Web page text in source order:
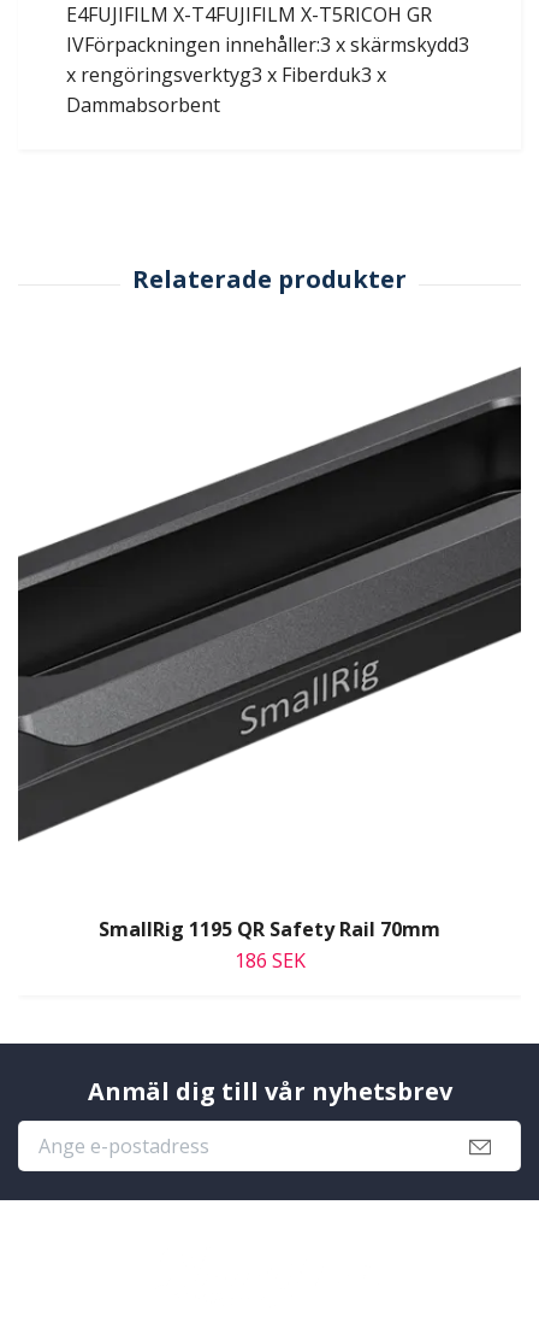
E4FUJIFILM X-T4FUJIFILM X-T5RICOH GR
IVFörpackningen innehåller:3 x skärmskydd3
x rengöringsverktyg3 x Fiberduk3 x
Dammabsorbent
SmallRig 1195 QR Safety Rail 70mm
186 SEK
Anmäl dig till vår nyhetsbrev